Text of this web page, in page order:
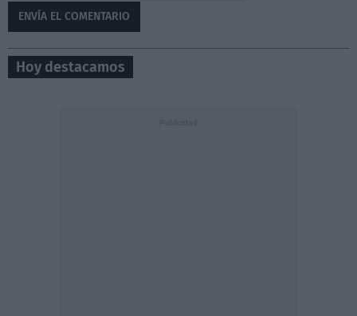
Hoy destacamos